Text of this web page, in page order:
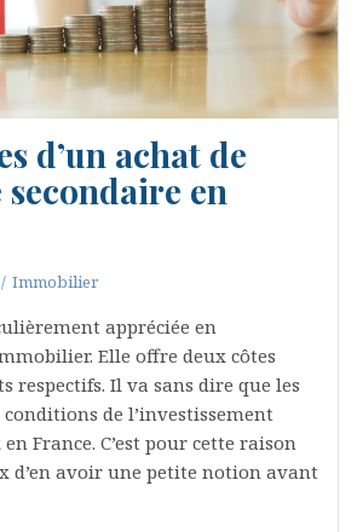
d’un achat de
en
Immobilier
appréciée en
Elle offre deux côtes
respectifs. Il va sans dire que les
de l’investissement
France. C’est pour cette raison
d’en avoir une petite notion avant